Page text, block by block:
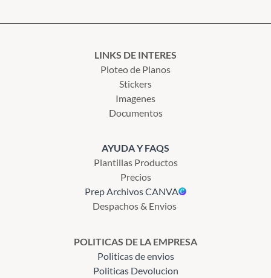
LINKS DE INTERES
Ploteo de Planos
Stickers
Imagenes
Documentos
AYUDA Y FAQS
Plantillas Productos
Precios
Prep Archivos CANVA
Despachos & Envios
POLITICAS DE LA EMPRESA
Politicas de envios
Politicas Devolucion